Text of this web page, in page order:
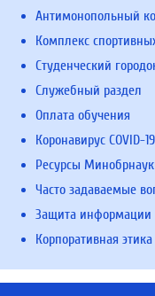
Антимонопольный
Комплекс
Студенческий
Служебный раздел
Оплата обучения
Коронавирус COVID-19
Ресурсы
Часто задаваемые
Защита информации
Корпоративная этика